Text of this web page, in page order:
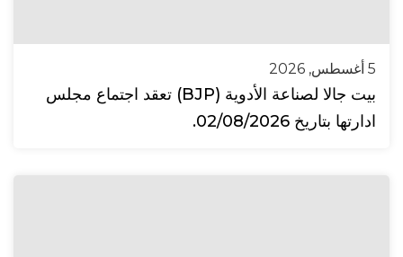
5 أغسطس, 2026
بيت جالا لصناعة الأدوية (BJP) تعقد اجتماع مجلس
ادارتها بتاريخ 02/08/2026.